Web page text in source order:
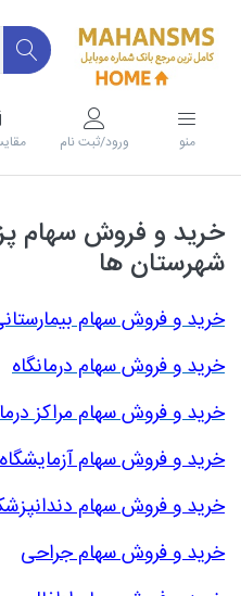
منو ورود/ثبت نام
خرید و فروش سهام
شهرستان ها
خرید و فروش سهام
خرید و فروش سهام درمانگاه
خرید و فروش سهام مراکز
خرید و فروش سهام آزمایشگاه
خرید و فروش سهام
خرید و فروش سهام جراحی